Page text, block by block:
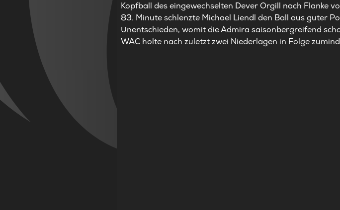
Kopfball des eingewechselten Dever Orgill nach Flanke
83. Minute schlenzte Michael Liendl den Ball aus guter
Unentschieden, womit die Admira saisonbergreifend
WAC holte nach zuletzt zwei Niederlagen in Folge